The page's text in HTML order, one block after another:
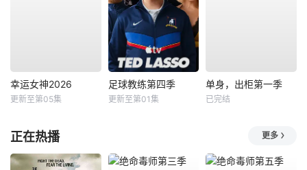
幸运女神2026
更新至第05集
足球教练第四季
更新至第01集
单身，出柜第一季
已完结
正在热播 更多